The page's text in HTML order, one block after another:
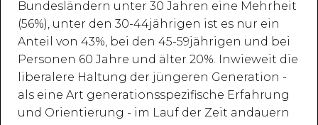
Bundesländern unter 30 Jahren eine Mehrheit
(56%), unter den 30-44jährigen ist es nur ein
Anteil von 43%, bei den 45-59jährigen und bei
Personen 60 Jahre und älter 20%. Inwieweit die
liberalere Haltung der jüngeren Generation -
als eine Art generationsspezifische Erfahrung
und Orientierung - im Lauf der Zeit andauern